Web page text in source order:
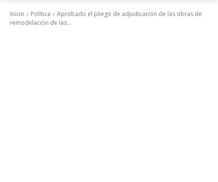
Inicio Política
Aprobado el pliego de adjudicación de las obras de
remodelación de las...